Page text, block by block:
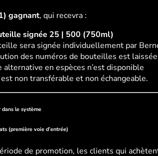
gagnant, qui recevra :
signée 25 | 500 (750ml)
sera signée individuellement par
des numéros de bouteilles est
alternative en espèces n’est disponible
non transférable et non échangeable.
dans le système
(première voie d’entrée)
de promotion, les clients qui